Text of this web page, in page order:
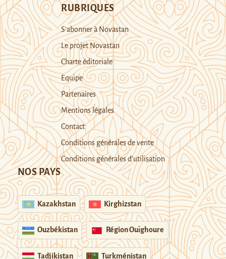
RUBRIQUES
S’abonner à Novastan
Le projet Novastan
Charte éditoriale
Equipe
Partenaires
Mentions légales
Contact
Conditions générales de vente
Conditions générales d’utilisation
NOS PAYS
Kazakhstan Kirghizstan
Ouzbékistan Région Ouïghoure
Tadjikistan Turkménistan